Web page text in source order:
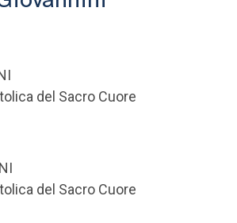
DELLO STAFF
del Sacro Cuore
del Sacro Cuore